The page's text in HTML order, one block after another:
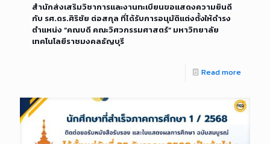
สำนักส่งเสริมวิชาการและงานทะเบียนขอแสดงความยินดี
กับ รศ.ดร.ศิริชัย ต่อสกุล ที่ได้รับการอนุมัติแต่งตั้งให้ดำรง
ตำแหน่ง “คณบดี คณะวิศวกรรมศาสตร์” มหาวิทยาลัย
เทคโนโลยีราชมงคลธัญบุรี
Read more